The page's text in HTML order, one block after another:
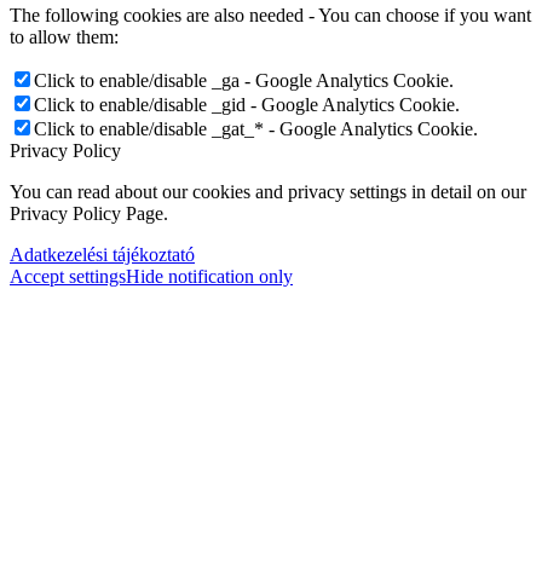
The following cookies are also needed - You can choose if you want
to allow them:
Click to enable/disable _ga - Google Analytics Cookie.
Click to enable/disable _gid - Google Analytics Cookie.
Click to enable/disable _gat_* - Google Analytics Cookie.
Privacy Policy
You can read about our cookies and privacy settings in detail on our
Privacy Policy Page.
Adatkezelési tájékoztató
Accept settingsHide notification only